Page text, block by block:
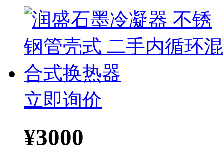
立即询价
¥3000